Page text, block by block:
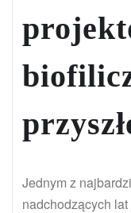
Jednym z
nadchodzących